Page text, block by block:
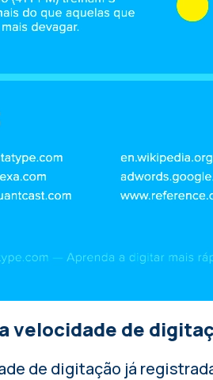
velocidade de
de digitação já